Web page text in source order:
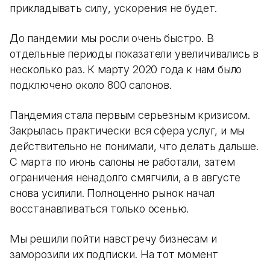
прикладывать силу, ускорения не будет.
До пандемии мы росли очень быстро. В
отдельные периоды показатели увеличивались в
несколько раз. К марту 2020 года к нам было
подключено около 800 салонов.
Пандемия стала первым серьезным кризисом.
Закрылась практически вся сфера услуг, и мы
действительно не понимали, что делать дальше.
С марта по июнь салоны не работали, затем
ограничения ненадолго смягчили, а в августе
снова усилили. Полноценно рынок начал
восстанавливаться только осенью.
Мы решили пойти навстречу бизнесам и
заморозили их подписки. На тот момент